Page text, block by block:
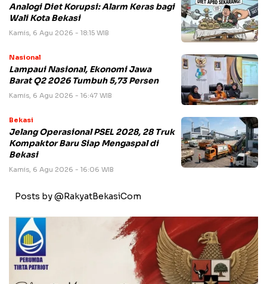
Analogi Diet Korupsi: Alarm Keras bagi
Wali Kota Bekasi
Kamis, 6 Agu 2026 - 18:15 WIB
Nasional
Lampaui Nasional, Ekonomi Jawa
Barat Q2 2026 Tumbuh 5,73 Persen
Kamis, 6 Agu 2026 - 16:47 WIB
Bekasi
Jelang Operasional PSEL 2028, 28 Truk
Kompaktor Baru Siap Mengaspal di
Bekasi
Kamis, 6 Agu 2026 - 16:06 WIB
Posts by @RakyatBekasiCom